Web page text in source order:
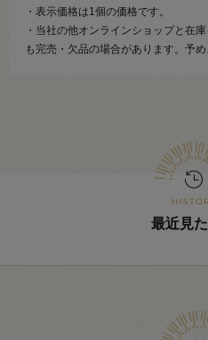
・表示価格は1個の価格です。
・当社の他オンラインショップと在
も完売・欠品の場合があります。予め
最近見